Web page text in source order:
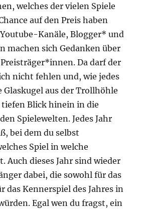
welches der vielen Spiele
auf den Preis haben
Kanäle, Blogger* und
machen sich Gedanken über
Da darf der
nicht fehlen und, wie jedes
Glaskugel aus der Trollhöhle
Blick hinein in die
Spielewelten. Jedes Jahr
bei dem du selbst
Spiel in welche
Auch dieses Jahr sind wieder
dabei, die sowohl für das
das Kennerspiel des Jahres in
Egal wen du fragst, ein